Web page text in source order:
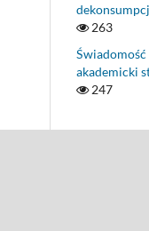
263
akademicki
247